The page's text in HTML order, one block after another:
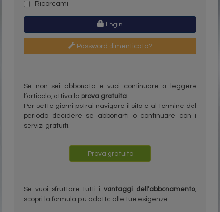
Ricordami
Login
Password dimenticata?
Se non sei abbonato e vuoi continuare a leggere
l’articolo, attiva la prova gratuita.
Per sette giorni potrai navigare il sito e al termine del
periodo decidere se abbonarti o continuare con i
servizi gratuiti.
Prova gratuita
Se vuoi sfruttare tutti ivantaggi dell’abbonamento,
scopri la formula più adatta alle tue esigenze.